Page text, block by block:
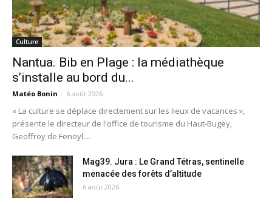
Culture
Nantua. Bib en Plage : la médiathèque
s’installe au bord du...
Matéo Bonin - 6 août 2026
« La culture se déplace directement sur les lieux de vacances »,
présente le directeur de l'office de tourisme du Haut-Bugey,
Geoffroy de Fenoyl....
Mag39. Jura : Le Grand Tétras, sentinelle
menacée des forêts d’altitude
6 août 2026